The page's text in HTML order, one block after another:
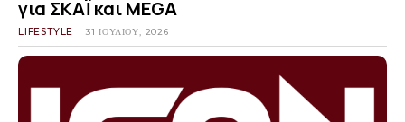
για ΣΚΑΪ και MEGA
LIFESTYLE 31 ΙΟΥΛΊΟΥ, 2026